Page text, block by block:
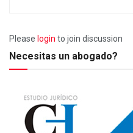
Please login to join discussion
Necesitas un abogado?